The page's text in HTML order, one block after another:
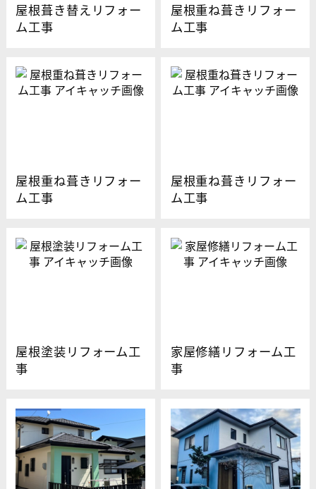
屋根葺き替えリフォー
ム工事
屋根重ね葺きリフォー
ム工事
屋根重ね葺きリフォー
ム工事
屋根重ね葺きリフォー
ム工事
屋根塗装リフォーム工
事
家屋修繕リフォーム工
事